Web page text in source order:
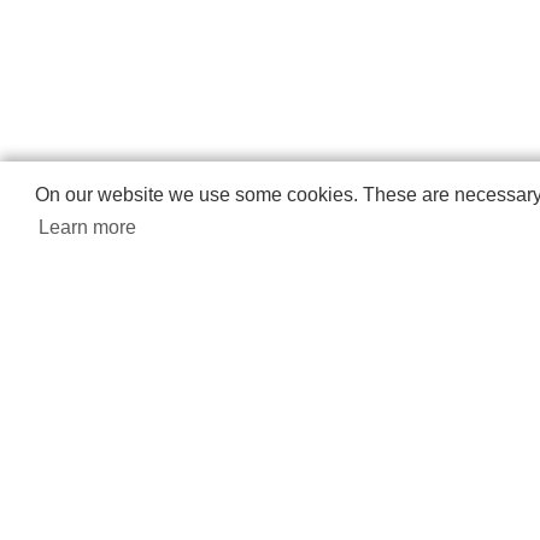
On our website we use some cookies. These are
Learn more